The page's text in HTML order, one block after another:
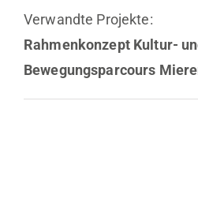
Verwandte Projekte:
Rahmenkonzept Kultur-
Bewegungsparcours